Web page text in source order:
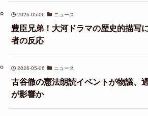
2026-05-06 ニュース
豊臣兄弟！大河ドラマの歴史的描写
者の反応
2026-05-06 ニュース
古谷徹の憲法朗読イベントが物議、
が影響か